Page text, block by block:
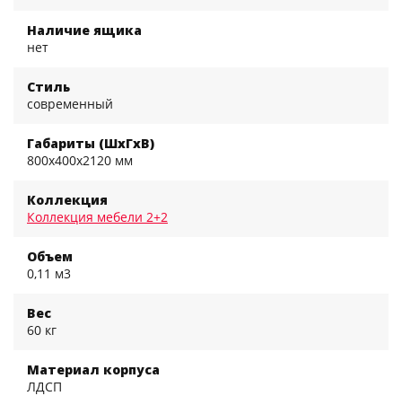
Наличие ящика
нет
Стиль
современный
Габариты (ШхГхВ)
800x400x2120 мм
Коллекция
Коллекция мебели 2+2
Объем
0,11 м3
Вес
60 кг
Материал корпуса
ЛДСП